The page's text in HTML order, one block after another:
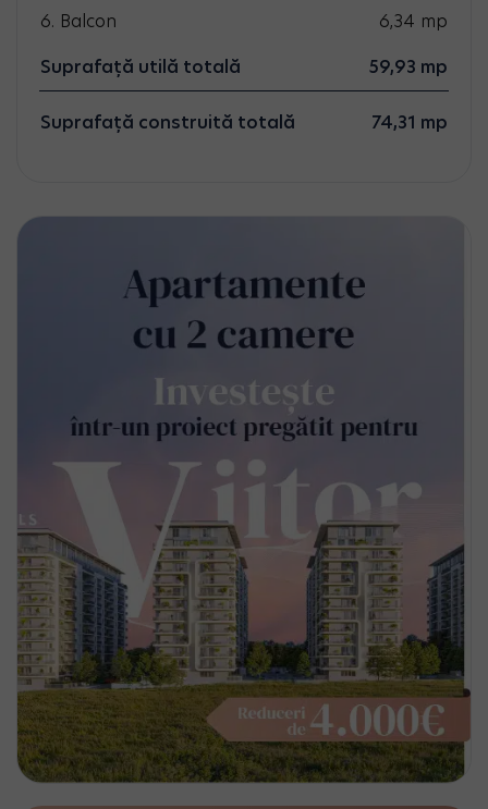
6. Balcon
6,34 mp
Suprafață utilă totală
59,93 mp
Suprafață construită totală 74,31 mp